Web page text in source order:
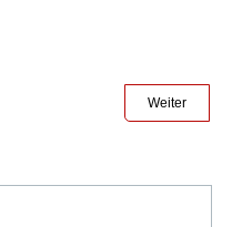
Weiter